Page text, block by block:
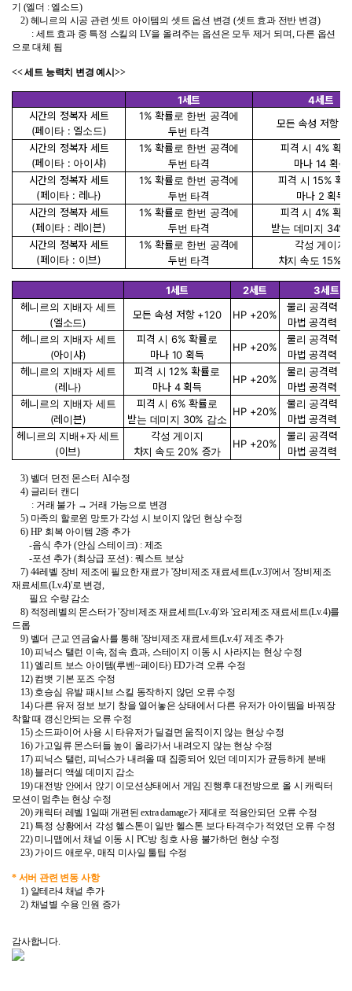
기 (엘더 : 엘소드)
2) 헤니르의 시공 관련 셋트 아이템의 셋트 옵션 변경 (셋트 효과 전반 변경)
: 세트 효과 중 특정 스킬의 LV을 올려주는 옵션은 모두 제거 되며, 다른 옵션
으로 대체 됨
<< 세트 능력치 변경 예시>>
1세트
4세트
시간의 정복자 세트
(페이타 : 엘소드)
1% 확률로 한번 공격에
두번 타격
모든 속성 저항
시간의 정복자 세트
(페이타 : 아이샤)
1% 확률로 한번 공격에
두번 타격
피격 시 4% 확
마나 14 획득
시간의 정복자 세트
(페이타 : 레나)
1% 확률로 한번 공격에
두번 타격
피격 시 15% 확
마나 2 획득
시간의 정복자 세트
(페이타 : 레이븐)
1% 확률로 한번 공격에
두번 타격
피격 시 4% 확
받는 데미지 34%
시간의 정복자 세트
(페이타 : 이브)
1% 확률로 한번 공격에
두번 타격
각성 게이지
차지 속도 15%
1세트 2세트
3세트
헤니르의 지배자 세트
(엘소드)
모든 속성 저항 +120 HP +20%
물리 공격력
마법 공격력
헤니르의 지배자 세트
(아이샤)
피격 시 6% 확률로
마나 10 획득
HP +20%
물리 공격력
마법 공격력
헤니르의 지배자 세트
(레나)
피격 시 12% 확률로
마나 4 획득
HP +20%
물리 공격력
마법 공격력
헤니르의 지배자 세트
(레이븐)
피격 시 6% 확률로
받는 데미지 30% 감소
HP +20%
물리 공격력
마법 공격력
헤니르의 지배+자 세트
(이브)
각성 게이지
차지 속도 20% 증가
HP +20%
물리 공격력
마법 공격력
3) 벨더 던전 몬스터 AI수정
4) 글리터 캔디
: 거래 불가 → 거래 가능으로 변경
5) 마족의 할로윈 망토가 각성 시 보이지 않던 현상 수정
6) HP 회복 아이템 2종 추가
-음식 추가 (안심 스테이크) : 제조
-포션 추가 (최상급 포션) : 퀘스트 보상
7) 44레벨 장비 제조에 필요한 재료가 '장비제조 재료세트(Lv.3)'에서 '장비제조
재료세트(Lv.4)'로 변경,
필요 수량 감소
8) 적정레벨의 몬스터가 '장비제조 재료세트(Lv.4)'와 '요리제조 재료세트(Lv.4)를
드롭
9) 벨더 근교 연금술사를 통해 '장비제조 재료세트(Lv.4)' 제조 추가
10) 피닉스 탤런 이속, 점속 효과, 스테이지 이동 시 사라지는 현상 수정
11) 엘리트 보스 아이템(루벤~페이타) ED가격 오류 수정
12) 컴뱃 기본 포즈 수정
13) 호승심 유발 패시브 스킬 동작하지 않던 오류 수정
14) 다른 유저 정보 보기 창을 열어놓은 상태에서 다른 유저가 아이템을 바꿔장
착할 때 갱신안되는 오류 수정
15) 소드파이어 사용 시 타유저가 딜걸면 움직이지 않는 현상 수정
16) 가고일류 몬스터들 높이 올라가서 내려오지 않는 현상 수정
17) 피닉스 탤런, 피닉스가 내려올 때 집중되어 있던 데미지가 균등하게 분배
18) 블러디 액셀 데미지 감소
19) 대전방 안에서 앉기 이모션상태에서 게임 진행후 대전방으로 올 시 캐릭터
모션이 멈추는 현상 수정
20) 캐릭터 레벨 1일때 개편된 extra damage가 제대로 적용안되던 오류 수정
21) 특정 상황에서 각성 헬스톤이 일반 헬스톤 보다 타격수가 적었던 오류 수정
22) 미니맵에서 채널 이동 시 PC방 칭호 사용 불가하던 현상 수정
23) 가이드 애로우, 매직 미사일 툴팁 수정
* 서버 관련 변동 사항
1) 알테라4 채널 추가
2) 채널별 수용 인원 증가
감사합니다.